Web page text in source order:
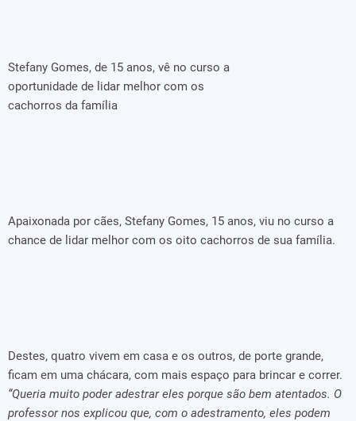
Stefany Gomes, de 15 anos, vê no curso a
oportunidade de lidar melhor com os
cachorros da família
Apaixonada por cães, Stefany Gomes, 15 anos, viu no curso a
chance de lidar melhor com os oito cachorros de sua família.
Destes, quatro vivem em casa e os outros, de porte grande,
ficam em uma chácara, com mais espaço para brincar e correr.
“Queria muito poder adestrar eles porque são bem atentados. O
professor nos explicou que, com o adestramento, eles podem